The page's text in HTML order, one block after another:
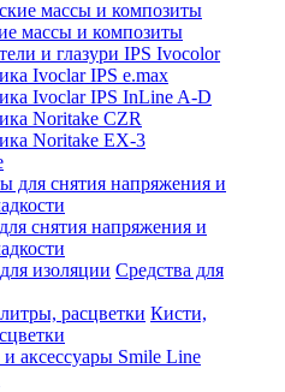
массы и композиты
и глазури IPS Ivocolor
Ivoclar IPS e.max
Ivoclar IPS InLine A-D
Noritake CZR
Noritake EX-3
снятия напряжения и
Средства для
Кисти,
аксессуары Smile Line